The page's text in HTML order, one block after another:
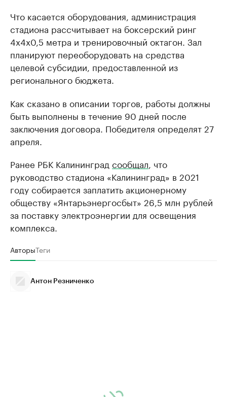
Что касается оборудования, администрация
стадиона рассчитывает на боксерский ринг
4х4х0,5 метра и тренировочный октагон. Зал
планируют переоборудовать на средства
целевой субсидии, предоставленной из
регионального бюджета.
Как сказано в описании торгов, работы должны
быть выполнены в течение 90 дней после
заключения договора. Победителя определят 27
апреля.
Ранее РБК Калининград сообщал , что
руководство стадиона «Калининград» в 2021
году собирается заплатить акционерному
обществу «Янтарьэнергосбыт» 26,5 млн рублей
за поставку электроэнергии для освещения
комплекса.
АвторыТеги
Антон Резниченко